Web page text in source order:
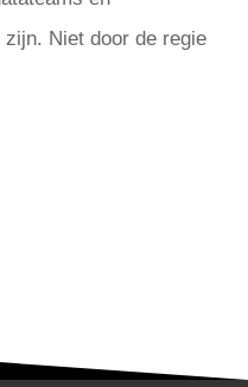
Niet door de regie